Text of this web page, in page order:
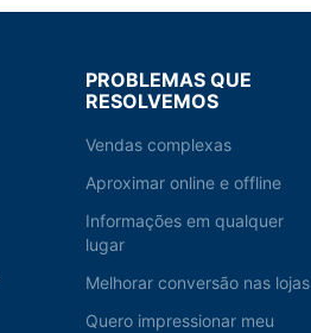
PROBLEMAS QUE
RESOLVEMOS
Vendas complexas
Aproximar online e offline
Informações em qualquer
lugar
Melhorar conversão nas lojas
Quero impressionar meu